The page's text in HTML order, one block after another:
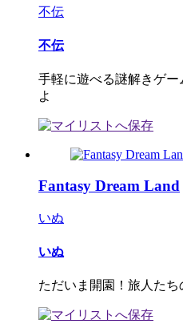
不伝
不伝
手軽に遊べる謎解きゲ
よ
Fantasy Dream Land
いぬ
いぬ
ただいま開園！旅人たち